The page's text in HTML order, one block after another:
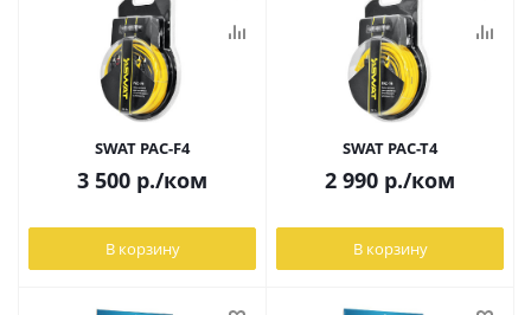
SWAT PAC-F4
3 500 р./ком
В корзину
SWAT PAC-T4
2 990 р./ком
В корзину